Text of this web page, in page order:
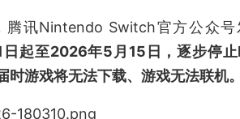
腾讯Nintendo Switch官方公众
起至2026年5月15日，逐步停
时游戏将无法下载、游戏无法联机